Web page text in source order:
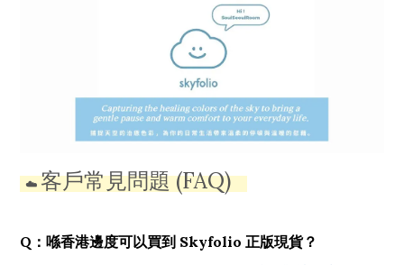
☁️ 客戶常見問題 (FAQ)
Q：喺香港邊度可以買到 Skyfolio 正版現貨？